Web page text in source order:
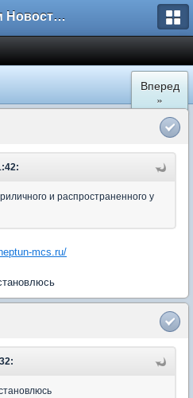
Форум Новостройки
Вперед
»
и распространенного у
mcs.ru/